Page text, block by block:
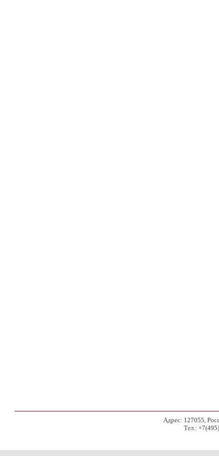
Адрес: 127055,
Тел.: